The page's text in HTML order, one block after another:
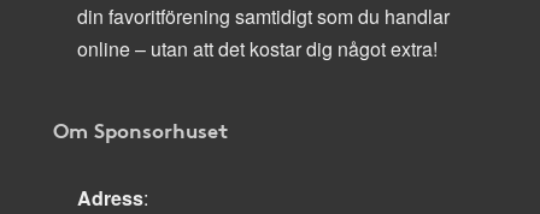
din favoritförening samtidigt som du handlar
online – utan att det kostar dig något extra!
Om Sponsorhuset
Adress: